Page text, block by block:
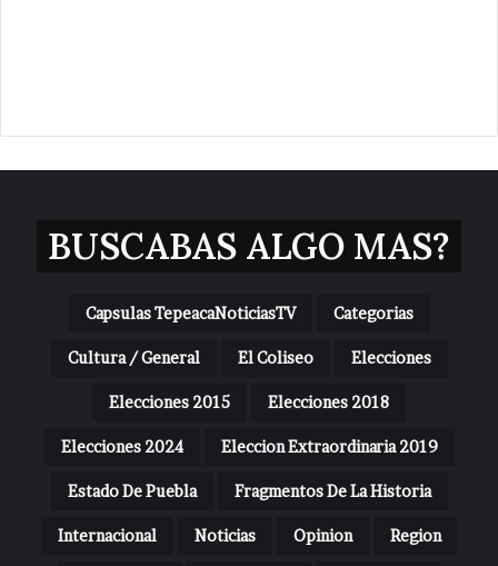
BUSCABAS ALGO MAS?
Capsulas TepeacaNoticiasTV Categorias
Cultura / General El Coliseo Elecciones
Elecciones 2015 Elecciones 2018
Elecciones 2024 Eleccion Extraordinaria 2019
Estado De Puebla Fragmentos De La Historia
Internacional Noticias Opinion Region